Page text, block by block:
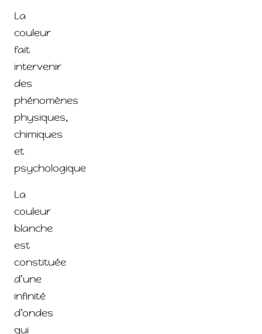
La
couleur
fait
intervenir
des
phénomènes
physiques,
chimiques
et
psychologique
La
couleur
blanche
est
constituée
d’une
infinité
d’ondes
qui